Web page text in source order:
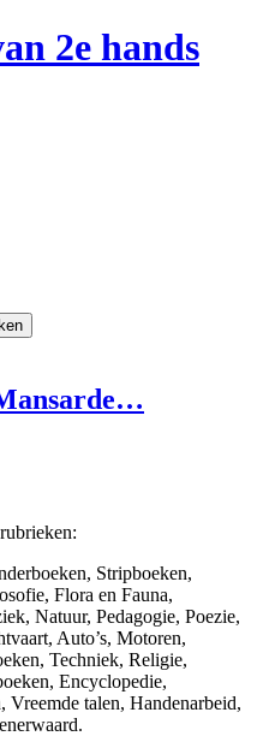
2e hands
Stripboeken,
Flora en Fauna,
Natuur, Pedagogie, Poezie,
Auto’s, Motoren,
Techniek, Religie,
Encyclopedie,
Vreemde talen, Handenarbeid,